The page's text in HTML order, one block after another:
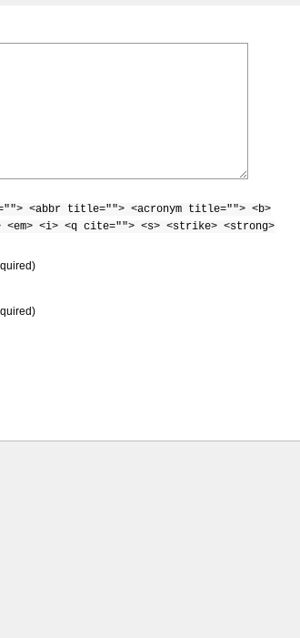
<abbr title=""> <acronym title=""> <b>
<i> <q cite=""> <s> <strike> <strong>